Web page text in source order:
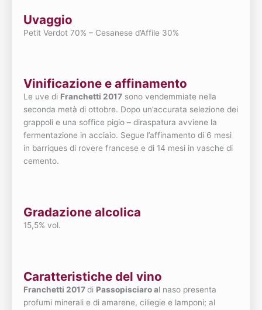
Uvaggio
Petit Verdot 70% – Cesanese d’Affile 30%
Vinificazione e affinamento
Le uve di Franchetti 2017 sono vendemmiate nella
seconda metà di ottobre. Dopo un’accurata selezione dei
grappoli e una soffice pigio – diraspatura avviene la
fermentazione in acciaio. Segue l’affinamento di 6 mesi
in barriques di rovere francese e di 14 mesi in vasche di
cemento.
Gradazione alcolica
15,5% vol.
Caratteristiche del vino
Franchetti 2017di Passopisciaro al naso presenta
profumi minerali e di amarene, ciliegie e lamponi; al